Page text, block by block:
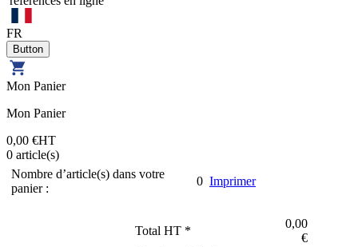
FR
Mon Panier
Mon Panier
0,00 €HT
0 article(s)
Nombre d’article(s) dans votre
panier :
0 Imprimer
Total HT *
0,00
€